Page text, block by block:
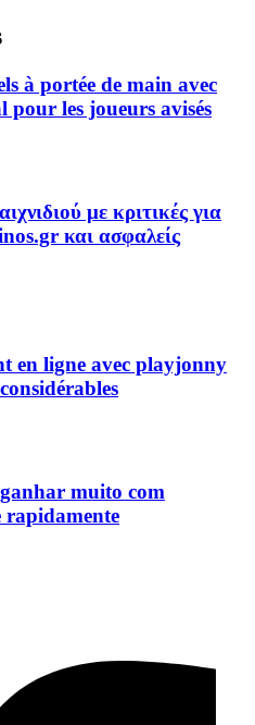
à portée de main avec
pour les joueurs avisés
με κριτικές για
και ασφαλείς
en ligne avec playjonny
muito com